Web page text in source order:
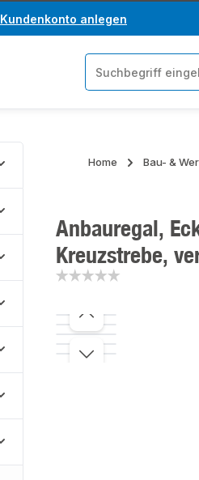
Kundenkonto anlegen
Home Bau- &
Anbauregal,
Kreuzstrebe,
Bildergalerie